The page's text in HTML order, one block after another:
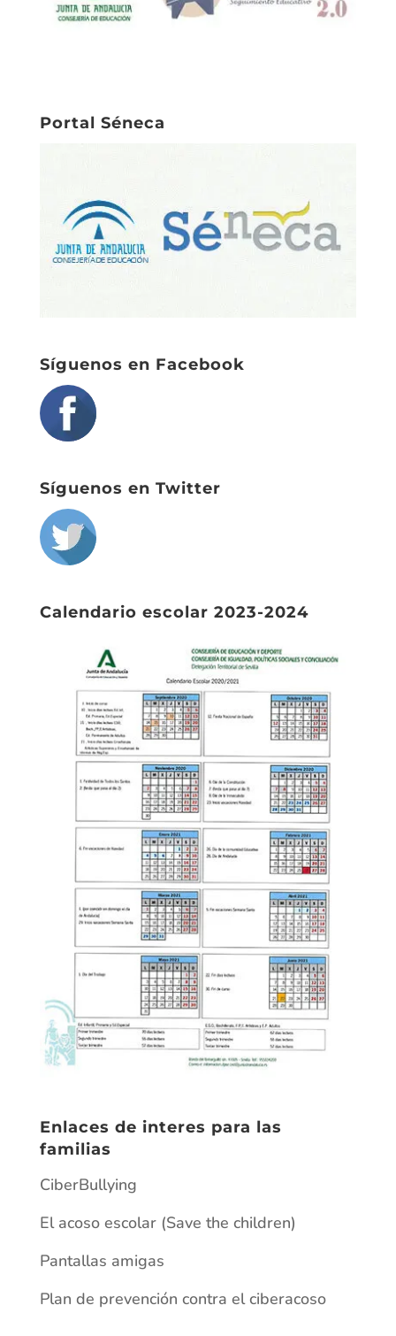
Portal Séneca
Síguenos en Facebook
Síguenos en Twitter
Calendario escolar 2023-2024
Enlaces de interes para las
familias
CiberBullying
El acoso escolar (Save the children)
Pantallas amigas
Plan de prevención contra el ciberacoso